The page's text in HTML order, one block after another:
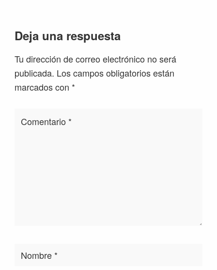
Interacciones
los
lectores
Deja una respuesta
Tu dirección de correo electrónico no será
publicada. Los campos obligatorios están
marcados con *